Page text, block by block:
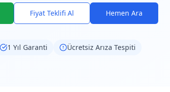
Fiyat Teklifi Al Hemen Ara
1 Yıl Garanti Ücretsiz Arıza Tespiti